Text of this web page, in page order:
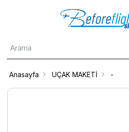
Anasayfa UÇAK MAKETİ -